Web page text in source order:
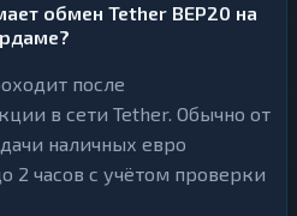
обмен Tether BEP20 на
после
в сети Tether. Обычно от
наличных евро
2 часов с учётом проверки